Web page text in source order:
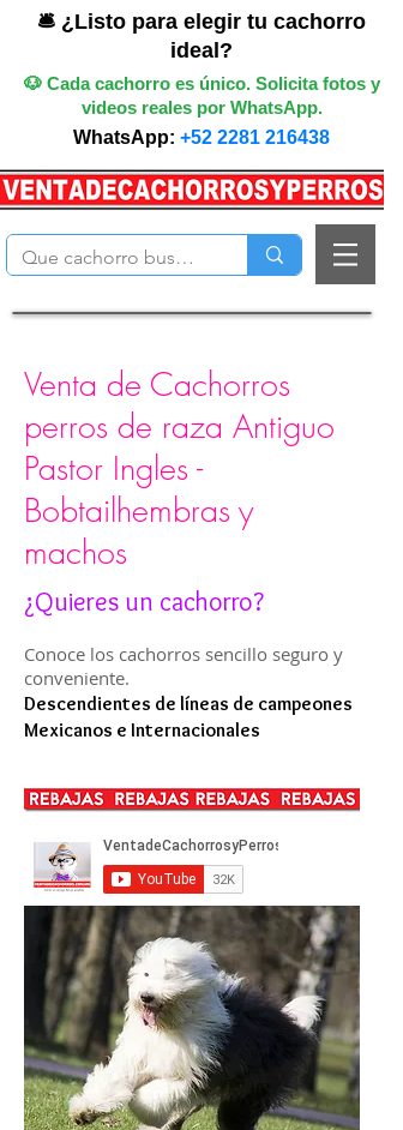
🛎️ ¿Listo para elegir tu cachorro
ideal?
🐶 Cada cachorro es único. Solicita fotos y
videos reales por WhatsApp.
WhatsApp: +52 2281 216438
Venta de Cachorros
perros de raza Antiguo
Pastor Ingles -
Bobtailhembras y
machos
¿Quieres un cachorro?
Conoce los cachorros sencillo seguro y
conveniente.
Descendientes de líneas de campeones
Mexicanos e Internacionales